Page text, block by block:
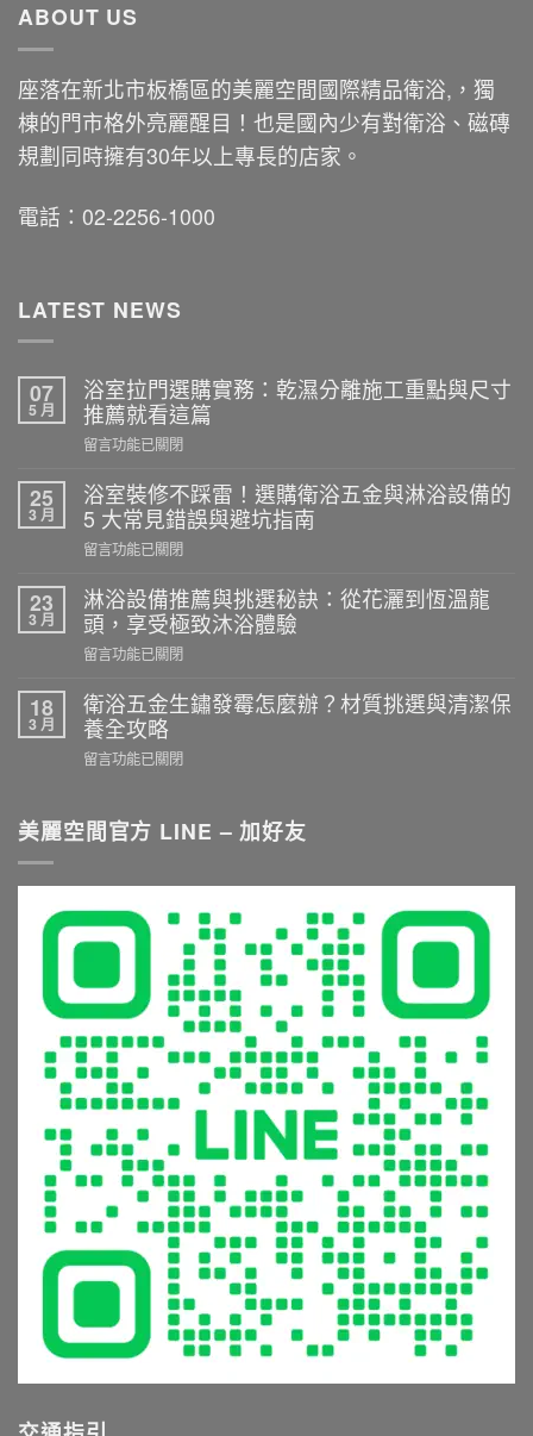
ABOUT US
座落在新北市板橋區的美麗空間國際精品衛浴,，獨
棟的門市格外亮麗醒目！也是國內少有對衛浴、磁磚
規劃同時擁有30年以上專長的店家。
電話：02-2256-1000
LATEST NEWS
07
5 月
浴室拉門選購實務：乾濕分離施工重點與尺寸
推薦就看這篇
在
室
拉
門
選
實
務：
乾
分
離
施
工
與
薦
就
這
篇〉
中
留言功能已關閉
25
3 月
浴室裝修不踩雷！選購衛浴五金與淋浴設備的
5 大常見錯誤與避坑指南
在
室
裝
修
不
雷！
選
購
五
金
淋
浴
設
5
大
常
見
誤
避
坑
南〉
中
留言功能已關閉
23
3 月
淋浴設備推薦與挑選秘訣：從花灑到恆溫龍
頭，享受極致沐浴體驗
在
浴
設
備
推
挑
從
花
到
恆
溫
龍
頭，
享
極
致
沐
浴
體
驗〉
中
留言功能已關閉
18
3 月
衛浴五金生鏽發霉怎麼辦？材質挑選與清潔保
養全攻略
在
五
金
鏽
發
霉
麼
辦？
質
挑
選
與
清
潔
保
全
攻
略〉
留言功能已關閉
美麗空間官方 LINE – 加好友